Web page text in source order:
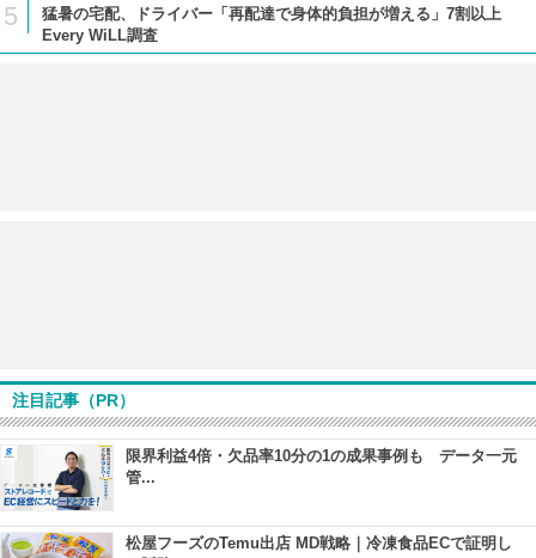
5
猛暑の宅配、ドライバー「再配達で身体的負担が増える」7割以上
Every WiLL調査
注目記事（PR）
限界利益4倍・欠品率10分の1の成果事例も データ一元
管...
松屋フーズのTemu出店 MD戦略｜冷凍食品ECで証明し